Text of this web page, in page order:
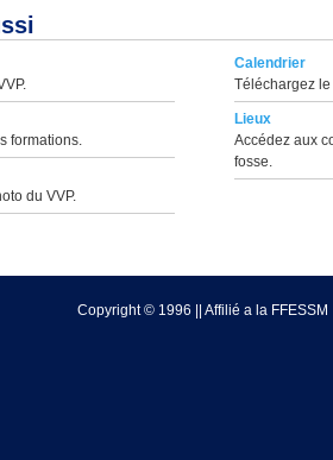
formations.
du VVP.
Calendrier
Téléchargez
Lieux
Accédez aux
fosse.
Copyright © 1996 || Affilié a la